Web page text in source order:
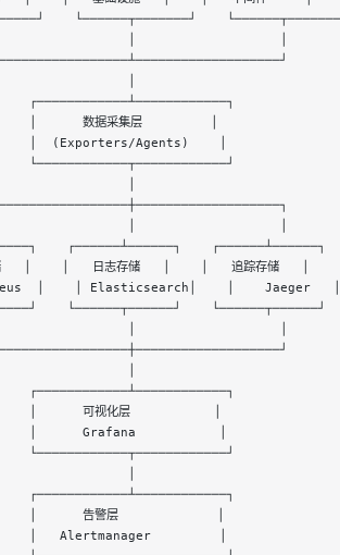
└──────┬───────┘
┌────────────┴────────────┐
│      数据采集层         │
│  (Exporters/Agents)    │
└────────────┬────────────┘
┌──────┴──────┐    ┌──────┴──────┐
│    │   日志存储   │    │   追踪存储   │
│    │ Elasticsearch│    │    Jaeger   │
└──────┬──────┘    └──────┬──────┘
┌────────────┴────────────┐
│      可视化层           │
│      Grafana           │
└────────────┬────────────┘
┌────────────┴────────────┐
│      告警层             │
│   Alertmanager         │